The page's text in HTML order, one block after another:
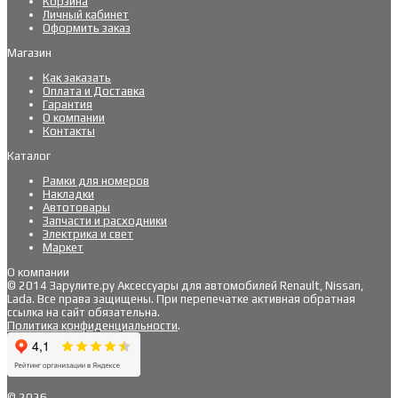
Личный кабинет
Оформить заказ
Магазин
Как заказать
Оплата и Доставка
Гарантия
О компании
Контакты
Каталог
Рамки для номеров
Накладки
Автотовары
Запчасти и расходники
Электрика и свет
Маркет
О компании
© 2014 Зарулите.ру Аксессуары для автомобилей Renault, Nissan,
Lada. Все права защищены. При перепечатке активная обратная
ссылка на сайт обязательна.
Политика конфиденциальности.